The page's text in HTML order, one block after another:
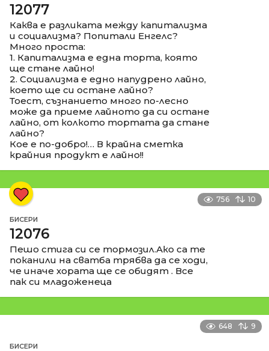
12077
Каква е разликата между капитализма
и социализма? Попитали Енгелс?
Много проста:
1. Капитализма е една торта, която
ще стане лайно!
2. Социализма е едно напудрено лайно,
което ще си остане лайно?
Тоест, съзнанието много по-лесно
може да приеме лайното да си остане
лайно, от колкото тортата да стане
лайно?
Кое е по-добро!… В крайна сметка
крайния продукт е лайно!!
756 10
БИСЕРИ
12076
Пешо стига си се тормозил.Ако са те
поканили на сватба трябва да се ходи,
че иначе хората ще се обидят . Все
пак си младоженеца
648 9
БИСЕРИ